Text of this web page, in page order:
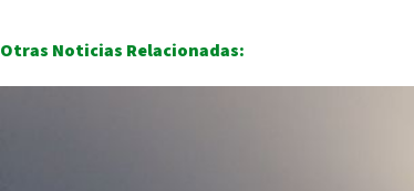
Otras Noticias Relacionadas: